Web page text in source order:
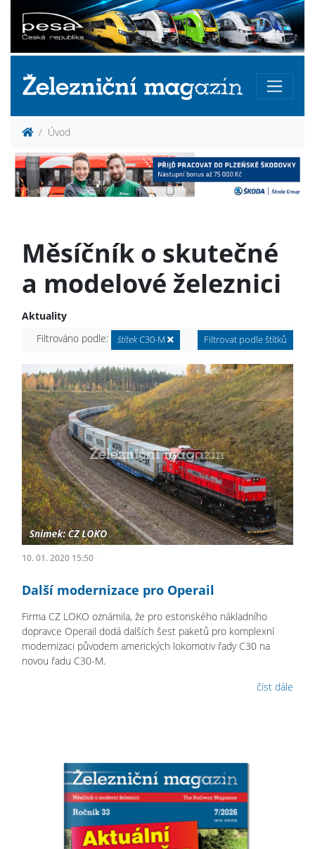
Úvod
Měsíčník o skutečné
a modelové železnici
Aktuality
Filtrováno podle:
štítekC30-M Filtrovat podle štítků
10. 01. 2020 15:50
Další modernizace pro Operail
Firma CZ LOKO oznámila, že pro estonského nákladního
dopravce Operail dodá dalších šest paketů pro komplexní
modernizaci původem amerických lokomotiv řady C30 na
novou řadu C30-M.
číst dále